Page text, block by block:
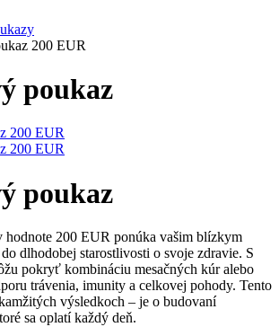
200 EUR
poukaz
poukaz
hodnote 200 EUR ponúka vašim blízkym
dlhodobej starostlivosti o svoje zdravie. S
pokryť kombináciu mesačných kúr alebo
trávenia, imunity a celkovej pohody. Tento
výsledkoch – je o budovaní
sa oplatí každý deň.